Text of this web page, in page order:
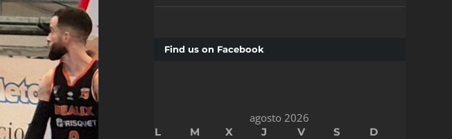
Find us on Facebook
agosto 2026
L M X J V S D